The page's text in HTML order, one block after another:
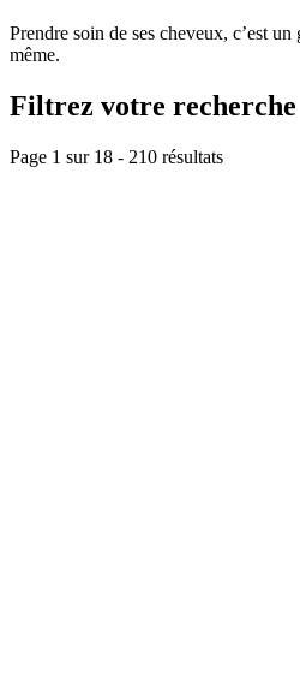
Prendre soin de ses cheveux, c’est un
même.
Filtrez votre recherche
Page 1 sur 18 - 210 résultats